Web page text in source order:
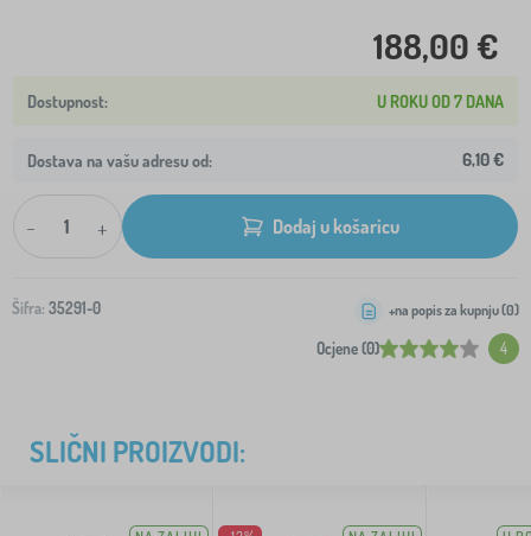
188,00 €
U ROKU OD 7 DANA
Dostava na vašu adresu od: 6,10 €
- + Dodaj u košaricu
Šifra: 35291-0
Ocjene (0) 4
+na popis za kupnju (0)
SLIČNI PROIZVODI: